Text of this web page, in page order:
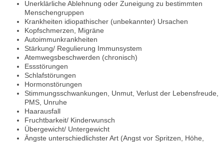
Unerklärliche Ablehnung oder Zuneigung zu bestimmten
Menschengruppen
Krankheiten idiopathischer (unbekannter) Ursachen
Kopfschmerzen, Migräne
Autoimmunkrankheiten
Stärkung/ Regulierung Immunsystem
Atemwegsbeschwerden (chronisch)
Essstörungen
Schlafstörungen
Hormonstörungen
Stimmungsschwankungen, Unmut, Verlust der Lebensfreude,
PMS, Unruhe
Haarausfall
Fruchtbarkeit/ Kinderwunsch
Übergewicht/ Untergewicht
Ängste unterschiedlichster Art (Angst vor Spritzen, Höhe,